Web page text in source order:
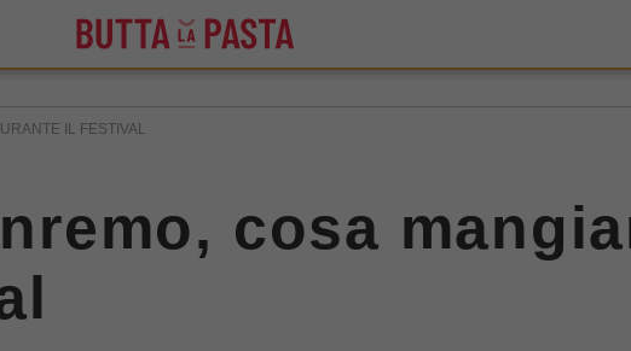
IL FESTIVAL
cosa